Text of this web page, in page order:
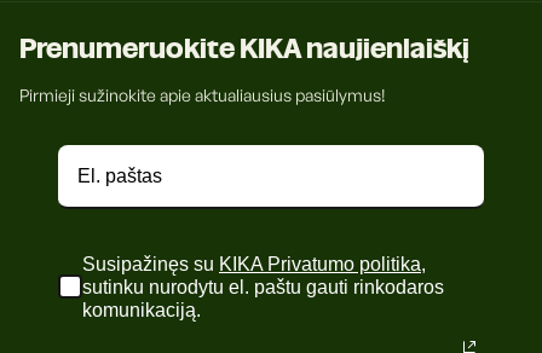
Prenumeruokite KIKA naujienlaiškį
Pirmieji sužinokite apie aktualiausius pasiūlymus!
Susipažinęs su KIKA Privatumo politika,
sutinku nurodytu el. paštu gauti rinkodaros
komunikaciją.